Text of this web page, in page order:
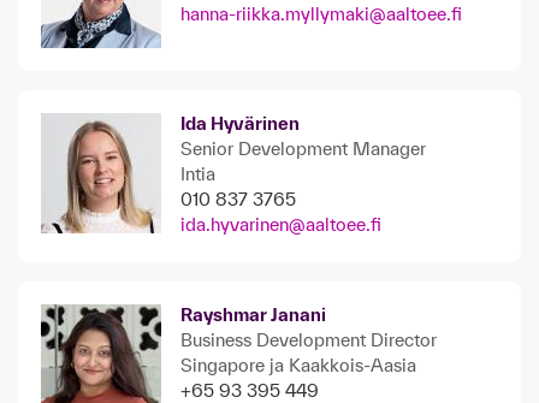
hanna-riikka.myllymaki@aaltoee.fi
Ida Hyvärinen
Senior Development Manager
Intia
010 837 3765
ida.hyvarinen@aaltoee.fi
Rayshmar Janani
Business Development Director
Singapore ja Kaakkois-Aasia
+65 93 395 449